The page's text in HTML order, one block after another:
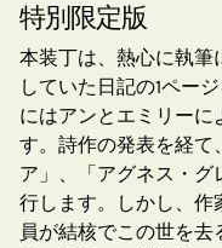
特別限定版
本装丁は、熱心に執筆
していた日記の1ペー
にはアンとエミリーに
す。詩作の発表を経て
ア」、「アグネス・
行します。しかし、作
員が結核でこの世を